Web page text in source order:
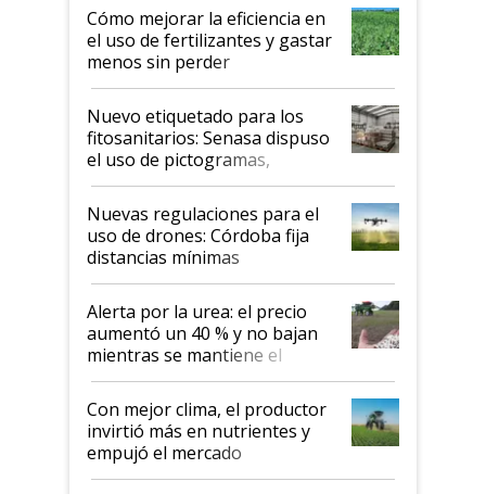
Cómo mejorar la eficiencia en
el uso de fertilizantes y gastar
menos sin perder
productividad en la campaña
fina
Nuevo etiquetado para los
fitosanitarios: Senasa dispuso
el uso de pictogramas,
palabras de advertencia e
indicaciones
Nuevas regulaciones para el
uso de drones: Córdoba fija
distancias mínimas
Alerta por la urea: el precio
aumentó un 40 % y no bajan
mientras se mantiene el
conflicto en Medio Oriente
Con mejor clima, el productor
invirtió más en nutrientes y
empujó el mercado